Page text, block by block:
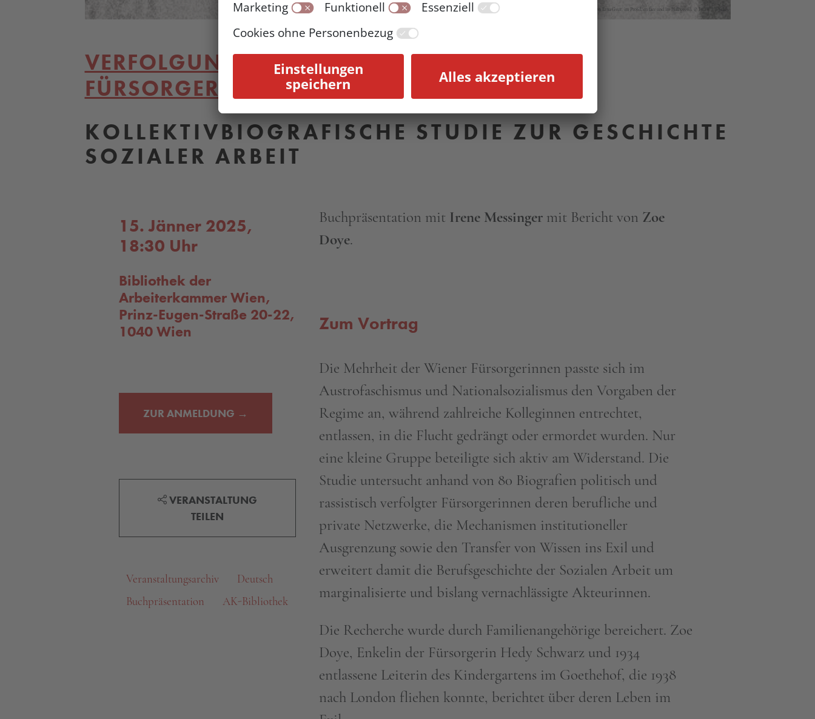
Erkennungsdienstliche Polizeiportraits von Erna Gsur, im Profil, en face und im Halbprofil. © DÖW / WStLA
VERFOLGUNG UND WIDERSTAND VON
FÜRSORGERINNEN IN WIEN 1934-45
KOLLEKTIVBIOGRAFISCHE STUDIE ZUR GESCHICHTE
SOZIALER ARBEIT
15. Jänner 2025,
18:30 Uhr
Bibliothek der
Arbeiterkammer Wien,
Prinz-Eugen-Straße 20-22,
1040 Wien
ZUR ANMELDUNG →
VERANSTALTUNG
TEILEN
Veranstaltungsarchiv
Deutsch
Buchpräsentation
AK-Bibliothek
Buchpräsentation mit Irene Messingermit Bericht von Zoe
Doye.
Zum Vortrag
Die Mehrheit der Wiener Fürsorgerinnen passte sich im
Austrofaschismus und Nationalsozialismus den Vorgaben der
Regime an, während zahlreiche Kolleginnen entrechtet,
entlassen, in die Flucht gedrängt oder ermordet wurden. Nur
eine kleine Gruppe beteiligte sich aktiv am Widerstand. Die
Studie untersucht anhand von 80 Biografien politisch und
rassistisch verfolgter Fürsorgerinnen deren berufliche und
private Netzwerke, die Mechanismen institutioneller
Ausgrenzung sowie den Transfer von Wissen ins Exil und
erweitert damit die Berufsgeschichte der Sozialen Arbeit um
marginalisierte und bislang vernachlässigte Akteurinnen.
Die Recherche wurde durch Familienangehörige bereichert. Zoe
Doye, Enkelin der Fürsorgerin Hedy Schwarz und 1934
entlassene Leiterin des Kindergartens im Goethehof, die 1938
nach London fliehen konnte, berichtet über deren Leben im